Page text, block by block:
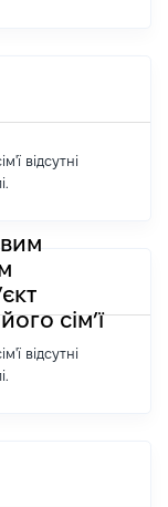
відсутні
сім’ї
відсутні